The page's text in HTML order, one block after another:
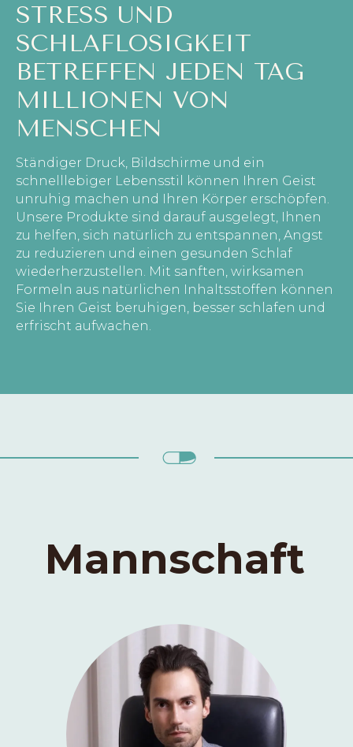
STRESS UND
SCHLAFLOSIGKEIT
BETREFFEN JEDEN TAG
MILLIONEN VON
MENSCHEN
Ständiger Druck, Bildschirme und ein
schnelllebiger Lebensstil können Ihren Geist
unruhig machen und Ihren Körper erschöpfen.
Unsere Produkte sind darauf ausgelegt, Ihnen
zu helfen, sich natürlich zu entspannen, Angst
zu reduzieren und einen gesunden Schlaf
wiederherzustellen. Mit sanften, wirksamen
Formeln aus natürlichen Inhaltsstoffen können
Sie Ihren Geist beruhigen, besser schlafen und
erfrischt aufwachen.
Mannschaft